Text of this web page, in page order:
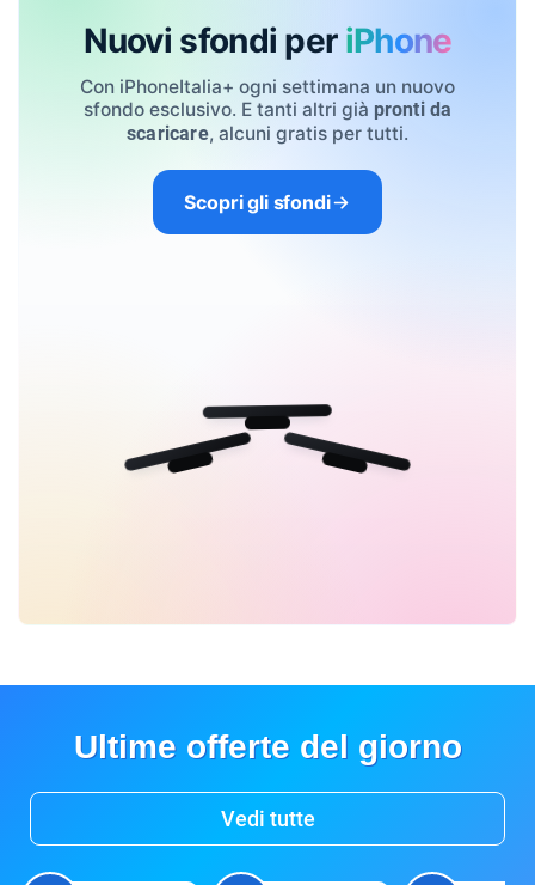
Nuovi sfondi per iPhone
Con iPhoneItalia+ ogni settimana un nuovo
sfondo esclusivo. E tanti altri già pronti da
scaricare, alcuni gratis per tutti.
Scopri gli sfondi
Ultime offerte del giorno
Vedi tutte